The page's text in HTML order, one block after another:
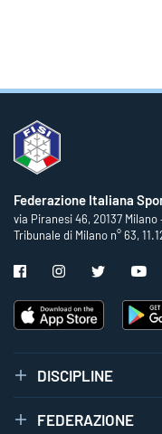
Federazione Italiana
via Piranesi 46, 20137 Milano
Tribunale di Milano n° 63,
DISCIPLINE
FEDERAZIONE